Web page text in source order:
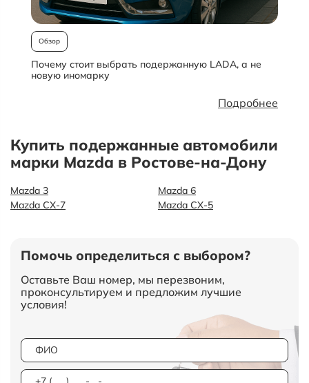
Обзор
Почему стоит выбрать подержанную LADA, а не
новую иномарку
Подробнее
Купить подержанные автомобили
марки Mazda в Ростове-на-Дону
Mazda 3
Mazda 6
Mazda CX-7
Mazda СХ-5
Помочь определиться с выбором?
Оставьте Ваш номер, мы перезвоним,
проконсультируем и предложим лучшие
условия!